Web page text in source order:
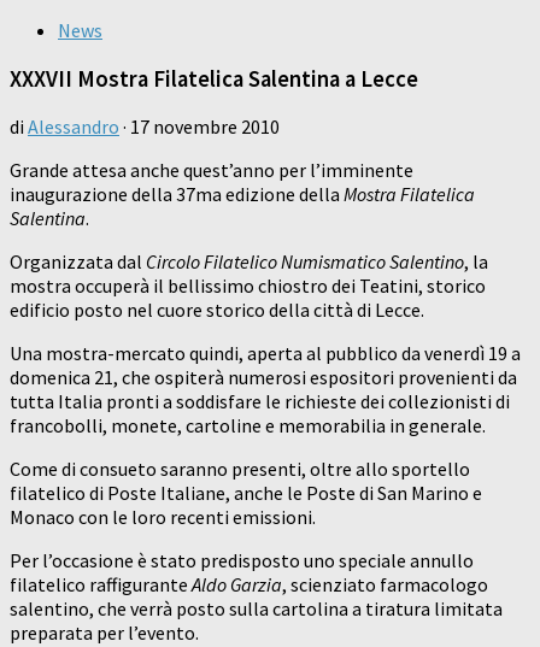
News
XXXVII Mostra Filatelica Salentina a Lecce
di Alessandro · 17 novembre 2010
Grande attesa anche quest’anno per l’imminente
inaugurazione della 37ma edizione della Mostra Filatelica
Salentina.
Organizzata dal Circolo Filatelico Numismatico Salentino, la
mostra occuperà il bellissimo chiostro dei Teatini, storico
edificio posto nel cuore storico della città di Lecce.
Una mostra-mercato quindi, aperta al pubblico da venerdì 19 a
domenica 21, che ospiterà numerosi espositori provenienti da
tutta Italia pronti a soddisfare le richieste dei collezionisti di
francobolli, monete, cartoline e memorabilia in generale.
Come di consueto saranno presenti, oltre allo sportello
filatelico di Poste Italiane, anche le Poste di San Marino e
Monaco con le loro recenti emissioni.
Per l’occasione è stato predisposto uno speciale annullo
filatelico raffiguranteAldo Garzia, scienziato farmacologo
salentino, che verrà posto sulla cartolina a tiratura limitata
preparata per l’evento.